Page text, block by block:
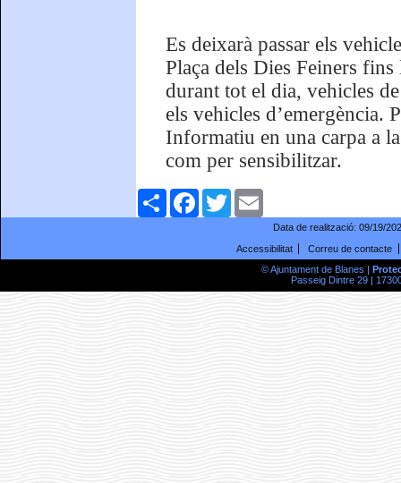
Es deixarà passar els
Plaça dels Dies Feiners
durant tot el dia, vehicles
els vehicles d’emergència.
Informatiu en una carpa a
com per sensibilitzar.
ComparteixFacebookTwitter
Data de realització: 09/19/
Accessibilitat
Correu de contacte
© Ajuntament de Blanes |
Passeig Dintre 29 |